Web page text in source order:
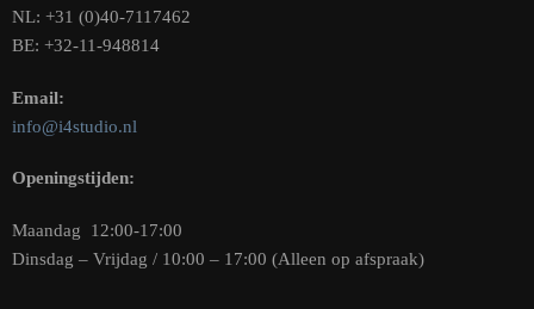
NL: +31 (0)40-7117462
BE: +32-11-948814
Email:
info@i4studio.nl
Openingstijden:
Maandag 12:00-17:00
Dinsdag – Vrijdag / 10:00 – 17:00 (Alleen op afspraak)